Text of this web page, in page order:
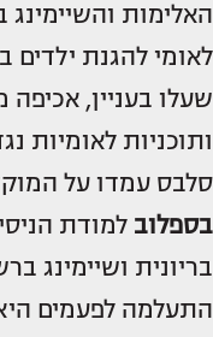
האלימות
לאומי להגנת
שעלו בעניין,
ותוכניות לאומיות
סלבס עמדו על
בספלוב למודת
בריונית ושיימינג
התעלמה לפעמים